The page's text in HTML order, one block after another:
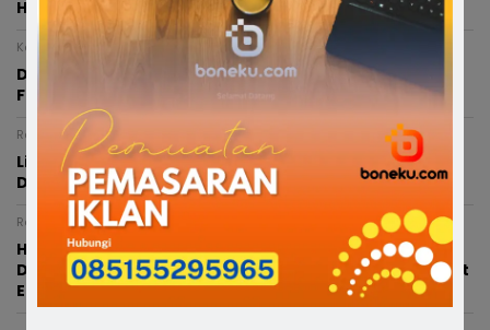
Haryadi, Satria Bone Siap Menangkan Gerindra
Kamis, 6 Agustus 2026 - 01:21 WITA
Dua Ranperda Strategis Disiapkan untuk Memperkuat
Fiskal Daerah dan Layanan Penjaminan UMKM
Rabu, 5 Agustus 2026 - 23:37 WITA
Lima Bupati Aktif Resmi Pimpin DPC Gerindra di Sulsel,
Dasco Pimpin Langsung Pengukuhan
Rabu, 5 Agustus 2026 - 00:32 WITA
Hadiri Rakekornas APINDO 2026, Gubernur Sulsel
Dorong Kolaborasi Pemerintah dan Pengusaha Perkuat
Ekonomi